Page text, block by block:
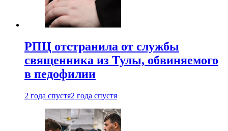
РПЦ отстранила от службы
священника из Тулы, обвиняемого
в педофилии
2 года спустя2 года спустя